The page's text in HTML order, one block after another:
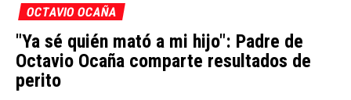
OCTAVIO OCAÑA
"Ya sé quién mató a mi hijo": Padre de
Octavio Ocaña comparte resultados de
perito